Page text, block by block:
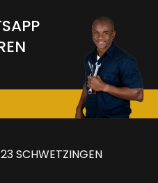
SCHWETZINGEN